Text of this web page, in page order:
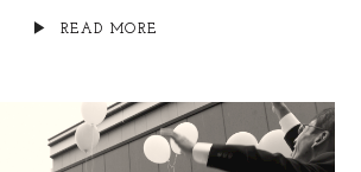
READ MORE